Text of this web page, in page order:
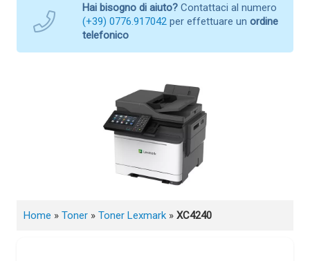
Hai bisogno di aiuto? Contattaci al numero
(+39) 0776.917042 per effettuare un ordine
telefonico
Home » Toner » Toner Lexmark » XC4240